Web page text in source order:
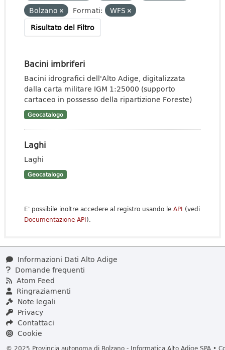
Bolzano
Formati:
WFS
Risultato del Filtro
Bacini imbriferi
Bacini idrografici dell'Alto Adige, digitalizzata
dalla carta militare IGM 1:25000 (supporto
cartaceo in possesso della ripartizione Foreste)
Geocatalogo
Laghi
Laghi
Geocatalogo
E' possibile inoltre accedere al registro usando le API (vedi
Documentazione API).
Informazioni Dati Alto Adige
Domande frequenti
Atom Feed
Ringraziamenti
Note legali
Privacy
Contattaci
Cookie
© 2025 Provincia autonoma di Bolzano - Informatica Alto Adige SPA •